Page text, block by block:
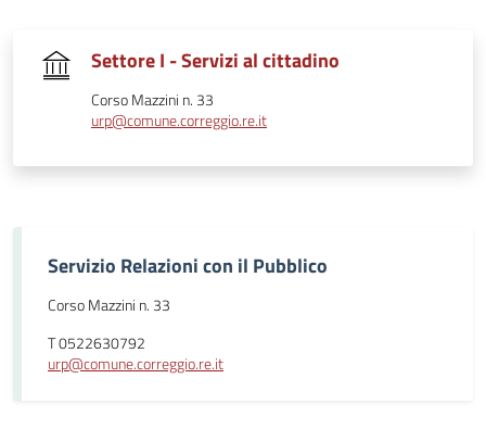
Settore I - Servizi al cittadino
Corso Mazzini n. 33
urp@comune.correggio.re.it
Servizio Relazioni con il Pubblico
Corso Mazzini n. 33
T 0522630792
urp@comune.correggio.re.it